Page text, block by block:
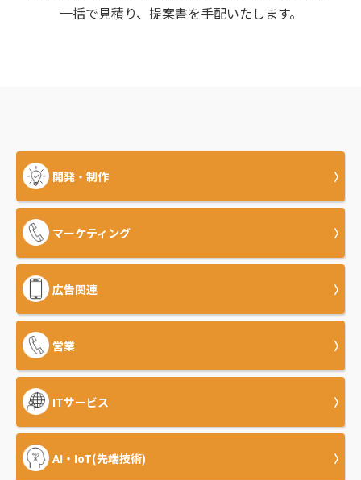
一括で見積り、提案書を手配いたします。
開発・制作
マーケティング
広告関連
営業
ITサービス
AI・IoT(先端技術)